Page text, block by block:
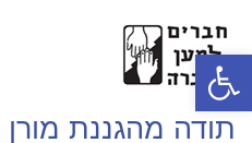
פתח סרגל נגישות
תודה מהגננת מורן